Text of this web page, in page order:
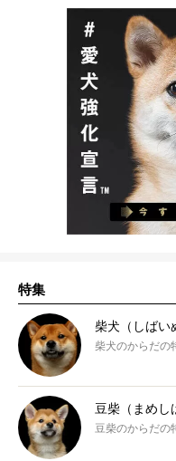
特集
柴犬（しばい
柴犬のからだの
豆柴（まめし
豆柴のからだの